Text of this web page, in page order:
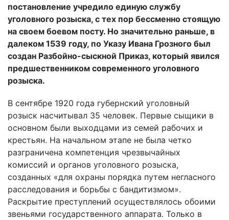
постановление учредило единую службу
уголовного розыска, с тех пор бессменно стоящую
на своем боевом посту. Но значительно раньше, в
далеком 1539 году, по Указу Ивана Грозного был
создан Разбойно-сыскной Приказ, который явился
предшественником современного уголовного
розыска.
В сентябре 1920 года губернский уголовный
розыск насчитывал 35 человек. Первые сыщики в
основном были выходцами из семей рабочих и
крестьян. На начальном этапе не была четко
разграничена компетенция чрезвычайных
комиссий и органов уголовного розыска,
созданных «для охраны порядка путем негласного
расследования и борьбы с бандитизмом».
Раскрытие преступлений осуществлялось обоими
звеньями государственного аппарата. Только в